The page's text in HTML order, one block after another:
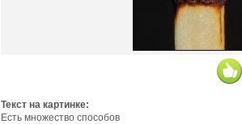
Текст на картинке:
Есть множество способов